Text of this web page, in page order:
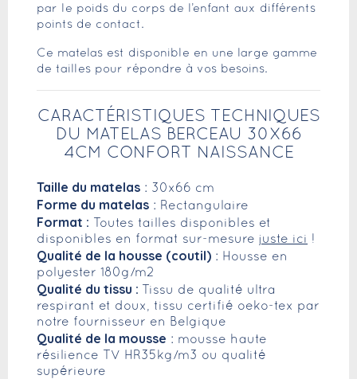
par le poids du corps de l’enfant aux différents
points de contact.
Ce matelas est disponible en une large gamme
de tailles pour répondre à vos besoins.
CARACTÉRISTIQUES TECHNIQUES
DU MATELAS BERCEAU 30X66
4CM CONFORT NAISSANCE
Taille du matelas : 30x66 cm
Forme du matelas : Rectangulaire
Format : Toutes tailles disponibles et
disponibles en format sur-mesure juste ici !
Qualité de la housse (coutil) : Housse en
polyester 180g/m2
Qualité du tissu :
Tissu de qualité ultra
respirant et doux, tissu certifié oeko-tex par
notre fournisseur en Belgique
Qualité de la mousse : mousse haute
résilience TV HR35kg/m3 ou qualité
supérieure